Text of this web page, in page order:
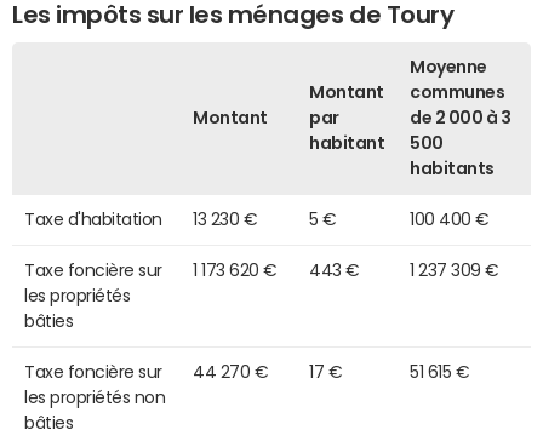
Les impôts sur les ménages de Toury
Montant
Montant
par
habitant
Moyenne
communes
de 2 000 à 3
500
habitants
Taxe d'habitation 13 230 € 5 € 100 400 €
Taxe foncière sur
les propriétés
bâties
1 173 620 € 443 € 1 237 309 €
Taxe foncière sur
les propriétés non
bâties
44 270 € 17 € 51 615 €